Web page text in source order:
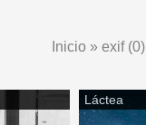
Inicio » exif (0)
Láctea